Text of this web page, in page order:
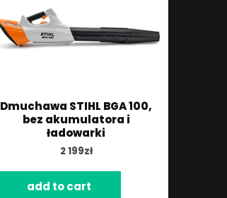
Dmuchawa STIHL BGA 100,
bez akumulatora i
ładowarki
2 199zł
add to cart